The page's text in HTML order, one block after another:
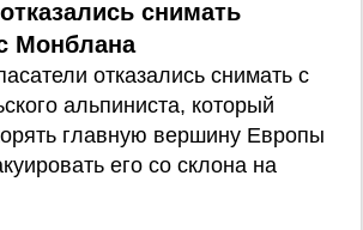
снимать
Монблана
отказались снимать с
альпиниста, который
главную вершину Европы
его со склона на